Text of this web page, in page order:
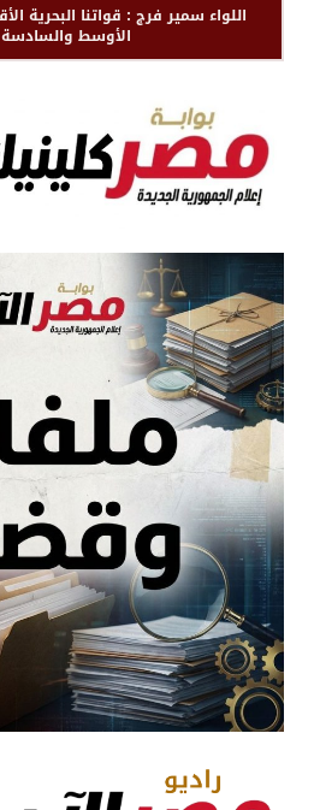
اللواء سمير فرج : قواتنا
الأوسط والسادسة